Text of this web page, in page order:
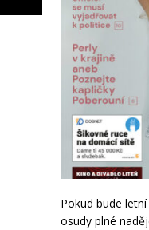
Pokud bude
osudy plné